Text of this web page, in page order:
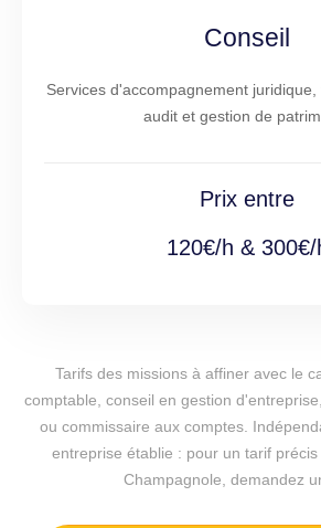
Conseil
Services d'accompagnement
audit et gestion de
Prix entre
120€/h & 300€/
Tarifs des missions à affiner avec le
comptable, conseil en gestion
ou commissaire aux comptes.
entreprise établie : pour un tarif
Champagnole, demandez